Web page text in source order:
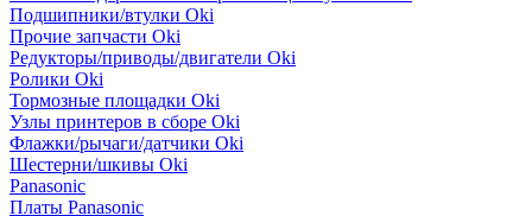
Подшипники/втулки Oki
Прочие запчасти Oki
Редукторы/приводы/двигатели Oki
Ролики Oki
Тормозные площадки Oki
Узлы принтеров в сборе Oki
Флажки/рычаги/датчики Oki
Шестерни/шкивы Oki
Panasonic
Платы Panasonic